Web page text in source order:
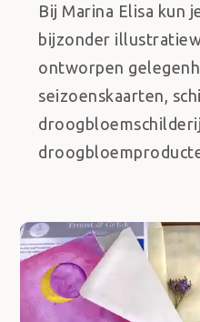
Bij Marina Elisa kun
bijzonder
ontworpen
seizoenskaarten,